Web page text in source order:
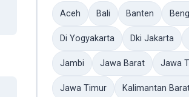
Aceh Bali Banten
Di Yogyakarta Dki Jakarta
Jambi Jawa Barat Jawa
Jawa Timur Kalimantan